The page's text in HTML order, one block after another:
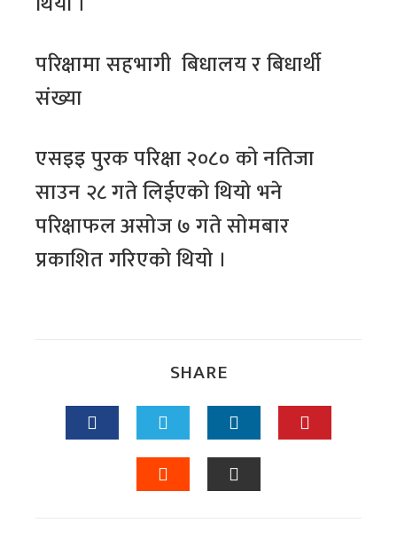
परिक्षामा सहभागी बिधालय र बिधार्थी
संख्या
एसइइ पुरक परिक्षा २०८० को नतिजा
साउन २८ गते लिईएको थियो भने
परिक्षाफल असोज ७ गते सोमबार
प्रकाशित गरिएको थियो ।
SHARE